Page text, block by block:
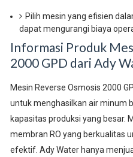
Pilih mesin yang efisien
dapat mengurangi biaya
Informasi Produk
2000 GPD dari Ady
Mesin Reverse Osmosis 2000
untuk menghasilkan air minum
kapasitas produksi yang besar.
membran RO yang berkualitas
efektif. Ady Water hanya